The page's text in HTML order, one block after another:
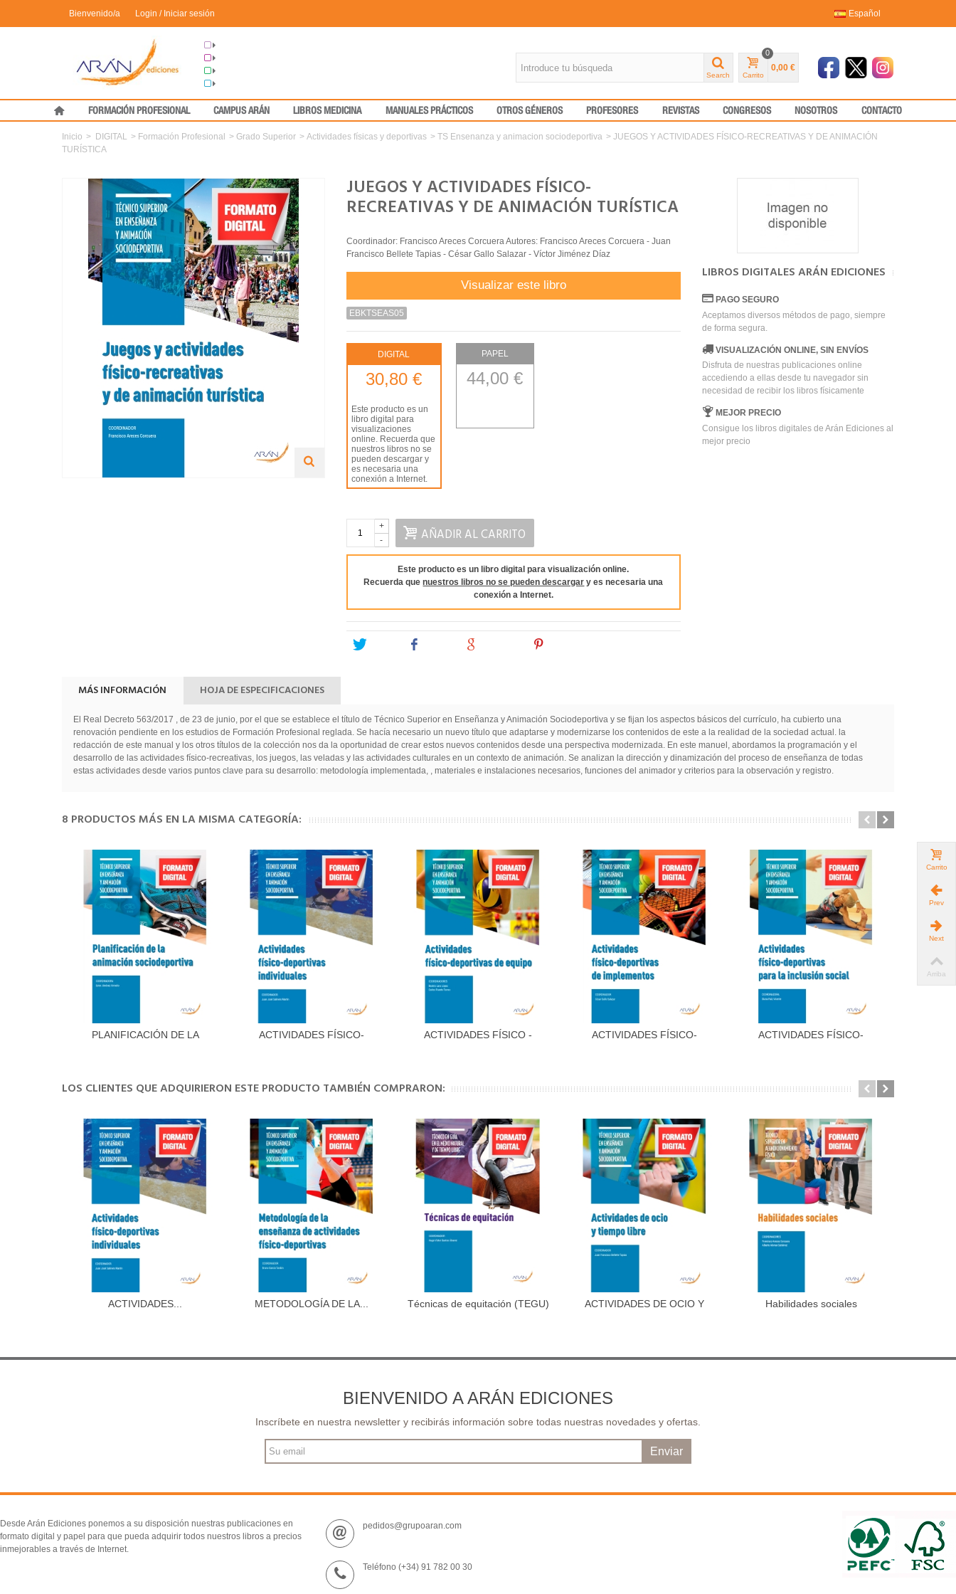
Español
Bienvenido/a Login / Iniciar sesión
Grupo Arán
Congresos
Formación
Medical Press
Search Carrito
0
0,00 €
FORMACIÓN PROFESIONAL CAMPUS ARÁN LIBROS MEDICINA MANUALES PRÁCTICOS OTROS GÉNEROS PROFESORES REVISTAS CONGRESOS NOSOTROS CONTACTO
Inicio > DIGITAL > Formación Profesional > Grado Superior > Actividades físicas y deportivas > TS Ensenanza y animacion sociodeportiva > JUEGOS Y ACTIVIDADES FÍSICO-RECREATIVAS Y DE ANIMACIÓN
TURÍSTICA
JUEGOS Y ACTIVIDADES FÍSICO-
RECREATIVAS Y DE ANIMACIÓN TURÍSTICA
Coordinador: Francisco Areces Corcuera Autores: Francisco Areces Corcuera - Juan
Francisco Bellete Tapias - César Gallo Salazar - Víctor Jiménez Díaz
Visualizar este libro
EBKTSEAS05
DIGITAL
30,80 €
Este producto es un
libro digital para
visualizaciones
online. Recuerda que
nuestros libros no se
pueden descargar y
es necesaria una
conexión a Internet.
PAPEL
44,00 €
-
+ AÑADIR AL CARRITO
Este producto es un libro digital para visualización online.
Recuerda quenuestros libros no se pueden descargar y es necesaria una
conexión a Internet.
Tweet
LIBROS DIGITALES ARÁN EDICIONES
PAGO SEGURO
Aceptamos diversos métodos de pago, siempre
de forma segura.
VISUALIZACIÓN ONLINE, SIN ENVÍOS
Disfruta de nuestras publicaciones online
accediendo a ellas desde tu navegador sin
necesidad de recibir los libros físicamente
MEJOR PRECIO
Consigue los libros digitales de Arán Ediciones al
mejor precio
MÁS INFORMACIÓN HOJA DE ESPECIFICACIONES
El Real Decreto 563/2017 , de 23 de junio, por el que se establece el título de Técnico Superior en Enseñanza y Animación Sociodeportiva y se fijan los aspectos básicos del currículo, ha cubierto una
renovación pendiente en los estudios de Formación Profesional reglada. Se hacía necesario un nuevo título que adaptarse y modernizarse los contenidos de este a la realidad de la sociedad actual. la
redacción de este manual y los otros títulos de la colección nos da la oportunidad de crear estos nuevos contenidos desde una perspectiva modernizada. En este manuel, abordamos la programación y el
desarrollo de las actividades físico-recreativas, los juegos, las veladas y las actividades culturales en un contexto de animación. Se analizan la dirección y dinamización del proceso de enseñanza de todas
estas actividades desde varios puntos clave para su desarrollo: metodología implementada, , materiales e instalaciones necesarios, funciones del animador y criterios para la observación y registro.
8 PRODUCTOS MÁS EN LA MISMA CATEGORÍA:
Añadir al carrito
PLANIFICACIÓN DE LA
Añadir al carrito
ACTIVIDADES FÍSICO-
Añadir al carrito
ACTIVIDADES FÍSICO -
Añadir al carrito
ACTIVIDADES FÍSICO-
Añadir al carrito
ACTIVIDADES FÍSICO-
LOS CLIENTES QUE ADQUIRIERON ESTE PRODUCTO TAMBIÉN COMPRARON:
Añadir al carrito
ACTIVIDADES... Añadir al carrito
METODOLOGÍA DE LA... Añadir al carrito
Técnicas de equitación (TEGU) Añadir al carrito
ACTIVIDADES DE OCIO Y
Añadir al carrito
Habilidades sociales
BIENVENIDO A ARÁN EDICIONES
Inscríbete en nuestra newsletter y recibirás información sobre todas nuestras novedades y ofertas.
Enviar
Desde Arán Ediciones ponemos a su disposición nuestras publicaciones en
formato digital y papel para que pueda adquirir todos nuestros libros a precios
inmejorables a través de Internet.
pedidos@grupoaran.com
Teléfono (+34) 91 782 00 30
Carrito
Prev
Next
Arriba